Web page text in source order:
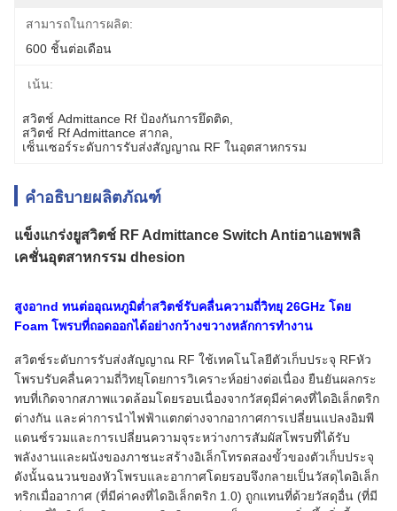
สามารถในการผลิต:
600 ชิ้นต่อเดือน
เน้น:
สวิตช์ Admittance Rf ป้องกันการยึดติด
สวิตช์ Rf Admittance สากล
เซ็นเซอร์ระดับการรับส่งสัญญาณ RF ในอุตสาหกรรม
คำอธิบายผลิตภัณฑ์
แข็งแกร่งยูสวิตช์ RF Admittance Switch Antiอาแอพพลิ
เคชั่นอุตสาหกรรม dhesion
สูงอาnd ทนต่ออุณหภูมิต่ำสวิตช์รับคลื่นความถี่วิทยุ 26GHz โดย
Foam โพรบที่ถอดออกได้อย่างกว้างขวางหลักการทำงาน
สวิตช์ระดับการรับส่งสัญญาณ RF ใช้เทคโนโลยีตัวเก็บประจุ RFหัว
โพรบรับคลื่นความถี่วิทยุโดยการวิเคราะห์อย่างต่อเนื่อง ยืนยันผลกระ
ทบที่เกิดจากสภาพแวดล้อมโดยรอบเนื่องจากวัสดุมีค่าคงที่ไดอิเล็กตริก
ต่างกัน และค่าการนำไฟฟ้าแตกต่างจากอากาศการเปลี่ยนแปลงอิมพี
แดนซ์รวมและการเปลี่ยนความจุระหว่างการสัมผัสโพรบที่ได้รับ
พลังงานและผนังของภาชนะสร้างอิเล็กโทรดสองขั้วของตัวเก็บประจุ
ดังนั้นฉนวนของหัวโพรบและอากาศโดยรอบจึงกลายเป็นวัสดุไดอิเล็ก
ทริกเมื่ออากาศ (ที่มีค่าคงที่ไดอิเล็กตริก 1.0) ถูกแทนที่ด้วยวัสดุอื่น (ที่มี